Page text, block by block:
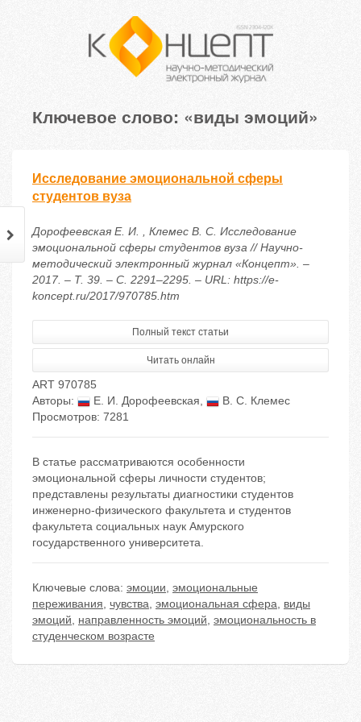
Ключевое слово: «виды эмоций»
Исследование эмоциональной сферы
студентов вуза
Дорофеевская Е. И. , Клемес В. С. Исследование
эмоциональной сферы студентов вуза // Научно-
методический электронный журнал «Концепт». –
2017. – Т. 39. – С. 2291–2295. – URL: https://e-
koncept.ru/2017/970785.htm
Полный текст статьи
Читать онлайн
ART 970785
Авторы:
Е. И. Дорофеевская,
В. С. Клемес
Просмотров: 7281
В статье рассматриваются особенности
эмоциональной сферы личности студентов;
представлены результаты диагностики студентов
инженерно-физического факультета и студентов
факультета социальных наук Амурского
государственного университета.
Ключевые слова: эмоции, эмоциональные
переживания, чувства, эмоциональная сфера, виды
эмоций, направленность эмоций, эмоциональность в
студенческом возрасте